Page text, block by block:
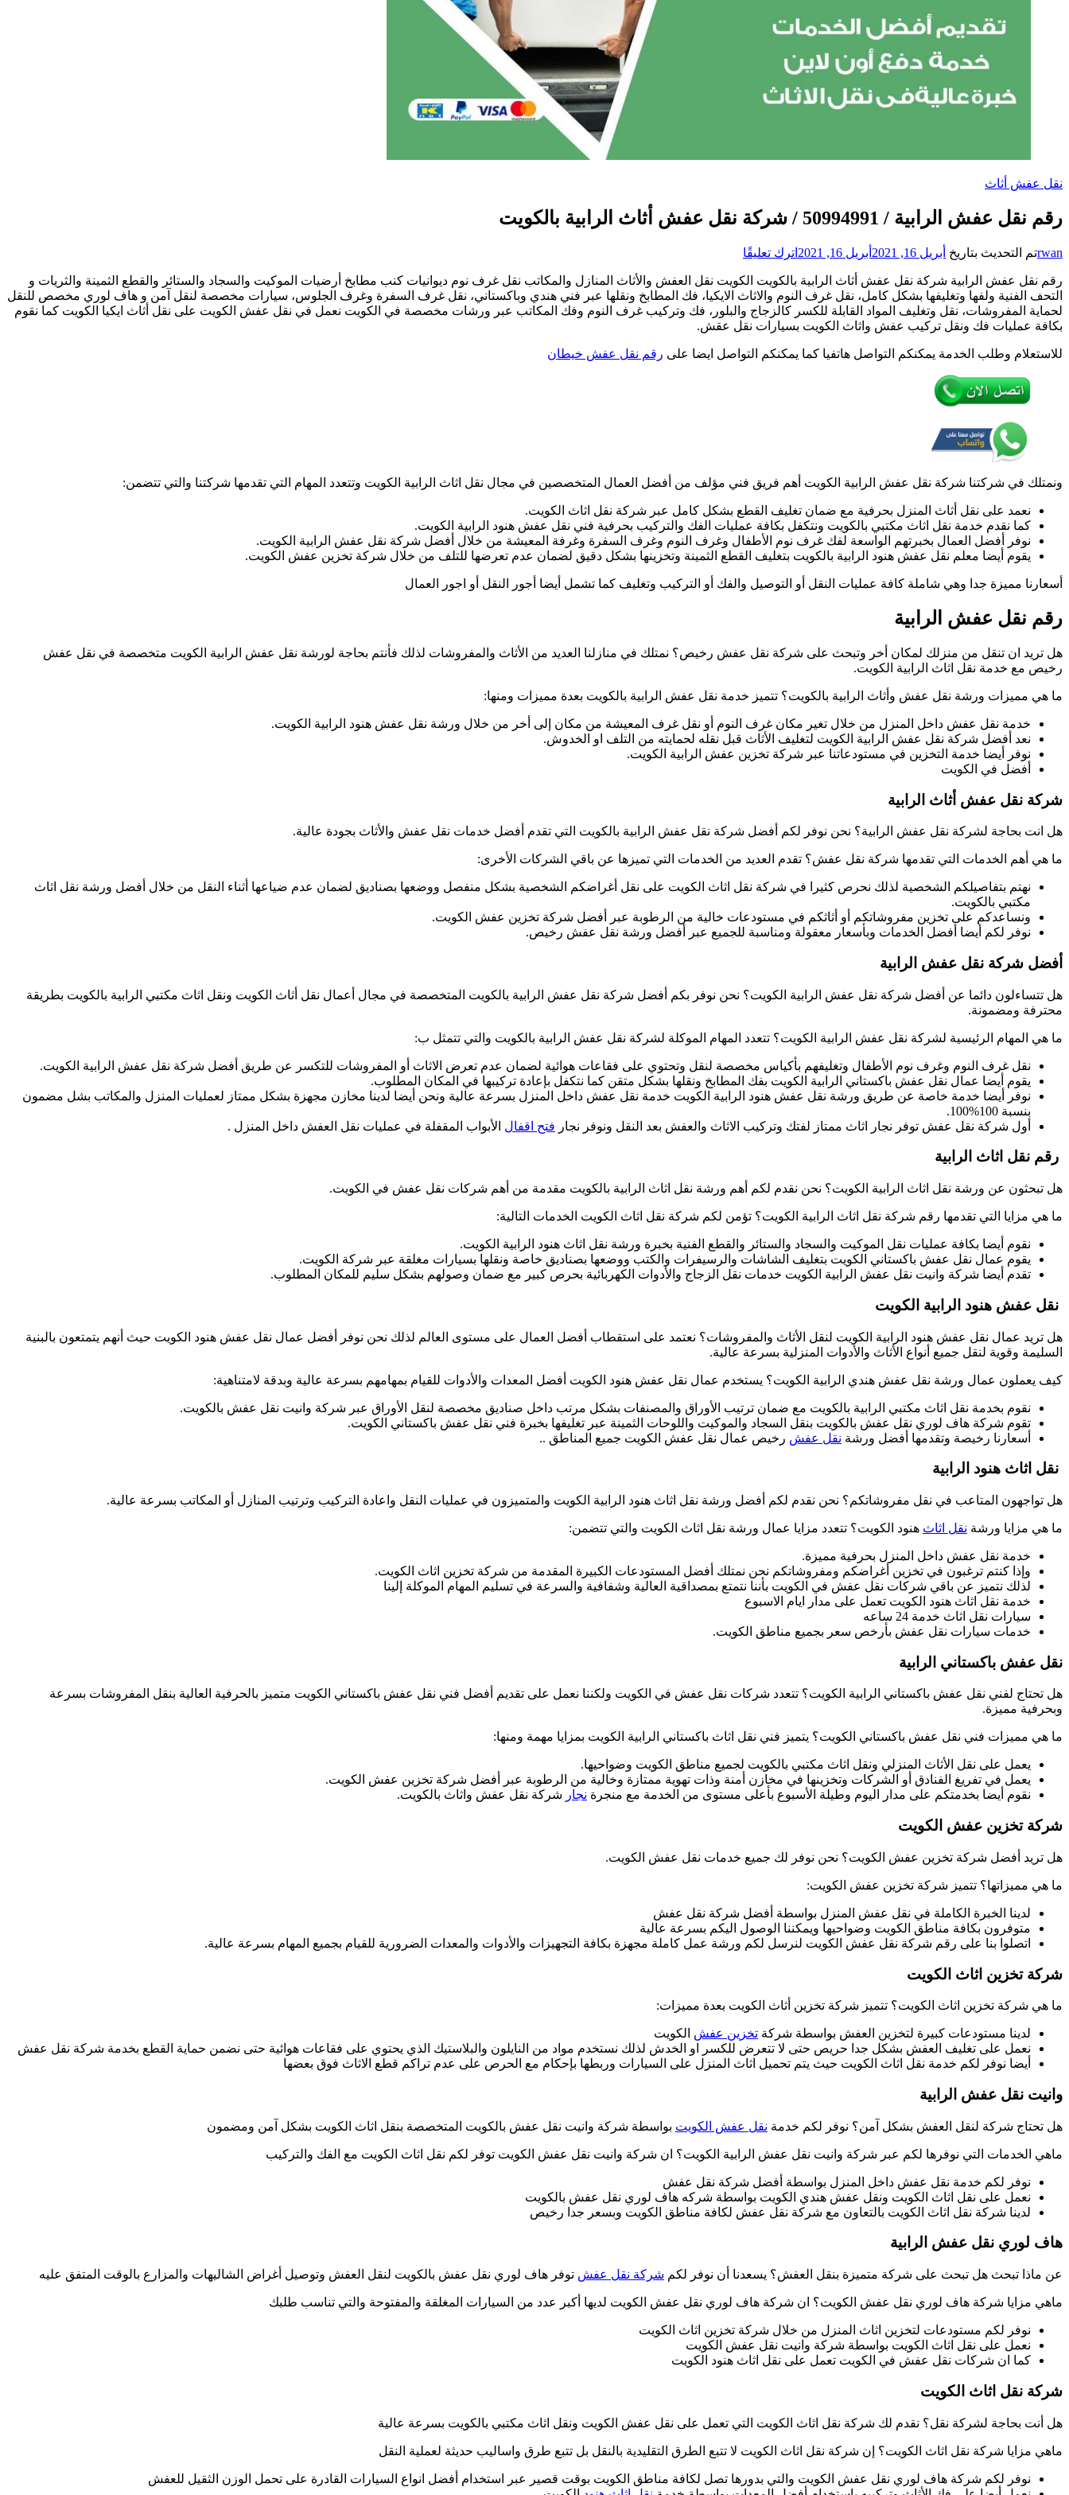
نقل عفش أثاث
رقم نقل عفش الرابية / 50994991 / شركة نقل عفش أثاث الرابية بالكويت
rwanتم التحديث بتاريخ أبريل 16, 2021 أبريل 16, 2021 اترك تعليقًا
نقل
عفش
الرابية
/
/
رقم نقل عفش الرابية شركة نقل عفش أثاث الرابية بالكويت الكويت نقل العفش والأثاث المنازل والمكاتب نقل غرف نوم ديوانيات كنب مطابخ أرضيات الموكيت والسجاد والستائر والقطع الثمينة والثريات و
التحف الفنية ولفها وتغليفها بشكل كامل، نقل غرف النوم والاثاث الايكيا، فك المطابخ ونقلها عبر فني هندي وباكستاني، نقل غرف السفرة وغرف الجلوس، سيارات مخصصة لنقل آمن و هاف لوري مخصص للنقل
لحماية المفروشات، نقل وتغليف المواد القابلة للكسر كالزجاج والبلور، فك وتركيب غرف النوم وفك المكاتب عبر ورشات مخصصة في الكويت نعمل في نقل عفش الكويت على نقل أثاث ايكيا الكويت كما نقوم
بكافة عمليات فك ونقل تركيب عفش واثاث الكويت بسيارات نقل عقش.
للاستعلام وطلب الخدمة يمكنكم التواصل هاتفيا كما يمكنكم التواصل ايضا على رقم نقل عفش خيطان
ونمتلك في شركتنا شركة نقل عفش الرابية الكويت أهم فريق فني مؤلف من أفضل العمال المتخصصين في مجال نقل اثاث الرابية الكويت وتتعدد المهام التي تقدمها شركتنا والتي تتضمن:
نعمد على نقل أثاث المنزل بحرفية مع ضمان تغليف القطع بشكل كامل عبر شركة نقل اثاث الكويت.
كما نقدم خدمة نقل اثاث مكتبي بالكويت ونتكفل بكافة عمليات الفك والتركيب بحرفية فني نقل عفش هنود الرابية الكويت.
نوفر أفضل العمال بخبرتهم الواسعة لفك غرف نوم الأطفال وغرف النوم وغرف السفرة وغرفة المعيشة من خلال أفضل شركة نقل عفش الرابية الكويت.
يقوم أيضا معلم نقل عفش هنود الرابية بالكويت بتغليف القطع الثمينة وتخزينها بشكل دقيق لضمان عدم تعرضها للتلف من خلال شركة تخزين عفش الكويت.
أسعارنا مميزة جدا وهي شاملة كافة عمليات النقل أو التوصيل والفك أو التركيب وتغليف كما تشمل أيضا أجور النقل أو اجور العمال
رقم نقل عفش الرابية
هل تريد ان تنقل من منزلك لمكان أخر وتبحث على شركة نقل عفش رخيص؟ نمتلك في منازلنا العديد من الأثاث والمفروشات لذلك فأنتم بحاجة لورشة نقل عفش الرابية الكويت متخصصة في نقل عفش
رخيص مع خدمة نقل اثاث الرابية الكويت.
ما هي مميزات ورشة نقل عفش وأثاث الرابية بالكويت؟ تتميز خدمة نقل عفش الرابية بالكويت بعدة مميزات ومنها:
خدمة نقل عفش داخل المنزل من خلال تغير مكان غرف النوم أو نقل غرف المعيشة من مكان إلى أخر من خلال ورشة نقل عفش هنود الرابية الكويت.
نعد أفضل شركة نقل عفش الرابية الكويت لتغليف الأثاث قبل نقله لحمايته من التلف او الخدوش.
نوفر أيضا خدمة التخزين في مستودعاتنا عبر شركة تخزين عفش الرابية الكويت.
أفضل في الكويت
شركة نقل عفش أثاث الرابية
هل انت بحاجة لشركة نقل عفش الرابية؟ نحن نوفر لكم أفضل شركة نقل عفش الرابية بالكويت التي تقدم أفضل خدمات نقل عفش والأثاث بجودة عالية.
ما هي أهم الخدمات التي تقدمها شركة نقل عفش؟ تقدم العديد من الخدمات التي تميزها عن باقي الشركات الأخرى:
نهتم بتفاصيلكم الشخصية لذلك نحرص كثيرا في شركة نقل اثاث الكويت على نقل أغراضكم الشخصية بشكل منفصل ووضعها بصناديق لضمان عدم ضياعها أثناء النقل من خلال أفضل ورشة نقل اثاث
مكتبي بالكويت.
ونساعدكم على تخزين مفروشاتكم أو أثاثكم في مستودعات خالية من الرطوبة عبر أفضل شركة تخزين عفش الكويت.
نوفر لكم أيضا أفضل الخدمات وبأسعار معقولة ومناسبة للجميع عبر أفضل ورشة نقل عفش رخيص.
أفضل شركة نقل عفش الرابية
هل تتساءلون دائما عن أفضل شركة نقل عفش الرابية الكويت؟ نحن نوفر بكم أفضل شركة نقل عفش الرابية بالكويت المتخصصة في مجال أعمال نقل أثاث الكويت ونقل اثاث مكتبي الرابية بالكويت بطريقة
محترفة ومضمونة.
ما هي المهام الرئيسية لشركة نقل عفش الرابية الكويت؟ تتعدد المهام الموكلة لشركة نقل عفش الرابية بالكويت والتي تتمثل ب:
نقل غرف النوم وغرف نوم الأطفال وتغليفهم بأكياس مخصصة لنقل وتحتوي على فقاعات هوائية لضمان عدم تعرض الاثاث أو المفروشات للتكسر عن طريق أفضل شركة نقل عفش الرابية الكويت.
يقوم أيضا عمال نقل عفش باكستاني الرابية الكويت بفك المطابخ ونقلها بشكل متقن كما نتكفل بإعادة تركيبها في المكان المطلوب.
نوفر أيضا خدمة خاصة عن طريق ورشة نقل عفش هنود الرابية الكويت خدمة نقل عفش داخل المنزل بسرعة عالية ونحن أيضا لدينا مخازن مجهزة بشكل ممتاز لعمليات المنزل والمكاتب بشل مضمون
بنسبة 100%100.
أول شركة نقل عفش توفر نجار اثاث ممتاز لفتك وتركيب الاثاث والعفش بعد النقل ونوفر نجار فتح اقفال الأبواب المقفلة في عمليات نقل العفش داخل المنزل .
رقم نقل اثاث الرابية
هل تبحثون عن ورشة نقل اثاث الرابية الكويت؟ نحن نقدم لكم أهم ورشة نقل اثاث الرابية بالكويت مقدمة من أهم شركات نقل عفش في الكويت.
ما هي مزايا التي تقدمها رقم شركة نقل اثاث الرابية الكويت؟ تؤمن لكم شركة نقل اثاث الكويت الخدمات التالية:
نقوم أيضا بكافة عمليات نقل الموكيت والسجاد والستائر والقطع الفنية بخبرة ورشة نقل اثاث هنود الرابية الكويت.
يقوم عمال نقل عفش باكستاني الكويت بتغليف الشاشات والرسيفرات والكتب ووضعها بصناديق خاصة ونقلها بسيارات مغلقة عبر شركة الكويت.
تقدم أيضا شركة وانيت نقل عفش الرابية الكويت خدمات نقل الزجاج والأدوات الكهربائية بحرص كبير مع ضمان وصولهم بشكل سليم للمكان المطلوب.
نقل عفش هنود الرابية الكويت
هل تريد عمال نقل عفش هنود الرابية الكويت لنقل الأثاث والمفروشات؟ نعتمد على استقطاب أفضل العمال على مستوى العالم لذلك نحن نوفر أفضل عمال نقل عفش هنود الكويت حيث أنهم يتمتعون بالبنية
السليمة وقوية لنقل جميع أنواع الأثاث والأدوات المنزلية بسرعة عالية.
كيف يعملون عمال ورشة نقل عفش هندي الرابية الكويت؟ يستخدم عمال نقل عفش هنود الكويت أفضل المعدات والأدوات للقيام بمهامهم بسرعة عالية وبدقة لامتناهية:
نقوم بخدمة نقل اثاث مكتبي الرابية بالكويت مع ضمان ترتيب الأوراق والمصنفات بشكل مرتب داخل صناديق مخصصة لنقل الأوراق عبر شركة وانيت نقل عفش بالكويت.
تقوم شركة هاف لوري نقل عفش بالكويت بنقل السجاد والموكيت واللوحات الثمينة عبر تغليفها بخبرة فني نقل عفش باكستاني الكويت.
أسعارنا رخيصة وتقدمها أفضل ورشة نقل عفش رخيص عمال نقل عفش الكويت جميع المناطق ..
نقل اثاث هنود الرابية
هل تواجهون المتاعب في نقل مفروشاتكم؟ نحن نقدم لكم أفضل ورشة نقل اثاث هنود الرابية الكويت والمتميزون في عمليات النقل واعادة التركيب وترتيب المنازل أو المكاتب بسرعة عالية.
ما هي مزايا ورشة نقل اثاث هنود الكويت؟ تتعدد مزايا عمال ورشة نقل اثاث الكويت والتي تتضمن:
خدمة نقل عفش داخل المنزل بحرفية مميزة.
وإذا كنتم ترغبون في تخزين أغراضكم ومفروشاتكم نحن نمتلك أفضل المستودعات الكبيرة المقدمة من شركة تخزين اثاث الكويت.
لذلك نتميز عن باقي شركات نقل عفش في الكويت بأننا نتمتع بمصداقية العالية وشفافية والسرعة في تسليم المهام الموكلة إلينا
خدمة نقل اثاث هنود الكويت تعمل على مدار ايام الاسبوع
سيارات نقل اثاث خدمة 24 ساعه
خدمات سيارات نقل عفش بأرخص سعر بجميع مناطق الكويت.
نقل عفش باكستاني الرابية
هل تحتاج لفني نقل عفش باكستاني الرابية الكويت؟ تتعدد شركات نقل عفش في الكويت ولكننا نعمل على تقديم أفضل فني نقل عفش باكستاني الكويت متميز بالحرفية العالية بنقل المفروشات بسرعة
وبحرفية مميزة.
ما هي مميزات فني نقل عفش باكستاني الكويت؟ يتميز فني نقل اثاث باكستاني الرابية الكويت بمزايا مهمة ومنها:
يعمل على نقل الأثاث المنزلي ونقل اثاث مكتبي بالكويت لجميع مناطق الكويت وضواحيها.
يعمل في تفريغ الفنادق أو الشركات وتخزينها في مخازن أمنة وذات تهوية ممتازة وخالية من الرطوبة عبر أفضل شركة تخزين عفش الكويت.
نقوم أيضا بخدمتكم على مدار اليوم وطيلة الأسبوع بأعلى مستوى من الخدمة مع منجرة نجار شركة نقل عفش واثاث بالكويت.
شركة تخزين عفش الكويت
هل تريد أفضل شركة تخزين عفش الكويت؟ نحن نوفر لك جميع خدمات نقل عفش الكويت.
ما هي مميزاتها؟ تتميز شركة تخزين عفش الكويت:
لدينا الخبرة الكاملة في نقل عفش المنزل بواسطة أفضل شركة نقل عفش
متوفرون بكافة مناطق الكويت وضواحيها ويمكننا الوصول اليكم بسرعة عالية
اتصلوا بنا على رقم شركة نقل عفش الكويت لنرسل لكم ورشة عمل كاملة مجهزة بكافة التجهيزات والأدوات والمعدات الضرورية للقيام بجميع المهام بسرعة عالية.
شركة تخزين اثاث الكويت
ما هي شركة تخزين اثاث الكويت؟ تتميز شركة تخزين أثاث الكويت بعدة مميزات:
لدينا مستودعات كبيرة لتخزين العفش بواسطة شركة تخزين عفش الكويت
نعمل على تغليف العفش بشكل جدا حريص حتى لا تتعرض للكسر او الخدش لذلك نستخدم مواد من النايلون والبلاستيك الذي يحتوي على فقاعات هوائية حتى نضمن حماية القطع بخدمة شركة نقل عفش
أيضا نوفر لكم خدمة نقل اثاث الكويت حيث يتم تحميل اثاث المنزل على السيارات وربطها بإحكام مع الحرص على عدم تراكم قطع الاثاث فوق بعضها
وانيت نقل عفش الرابية
هل تحتاج شركة لنقل العفش بشكل آمن؟ نوفر لكم خدمة نقل عفش الكويت بواسطة شركة وانيت نقل عفش بالكويت المتخصصة بنقل اثاث الكويت بشكل آمن ومضمون
ماهي الخدمات التي نوفرها لكم عبر شركة وانيت نقل عفش الرابية الكويت؟ ان شركة وانيت نقل عفش الكويت توفر لكم نقل اثاث الكويت مع الفك والتركيب
نوفر لكم خدمة نقل عفش داخل المنزل بواسطة أفضل شركة نقل عفش
نعمل على نقل اثاث الكويت ونقل عفش هندي الكويت بواسطة شركه هاف لوري نقل عفش بالكويت
لدينا شركة نقل اثاث الكويت بالتعاون مع شركة نقل عفش لكافة مناطق الكويت وبسعر جدا رخيص
هاف لوري نقل عفش الرابية
عن ماذا تبحث هل تبحث على شركة متميزة بنقل العفش؟ يسعدنا أن نوفر لكم شركة نقل عفش توفر هاف لوري نقل عفش بالكويت لنقل العفش وتوصيل أغراض الشاليهات والمزارع بالوقت المتفق عليه
ماهي مزايا شركة هاف لوري نقل عفش الكويت؟ ان شركة هاف لوري نقل عفش الكويت لديها أكبر عدد من السيارات المغلقة والمفتوحة والتي تناسب طلبك
نوفر لكم مستودعات لتخزين اثاث المنزل من خلال شركة تخزين اثاث الكويت
نعمل على نقل اثاث الكويت بواسطة شركة وانيت نقل عفش الكويت
كما ان شركات نقل عفش في الكويت تعمل على نقل اثاث هنود الكويت
شركة نقل اثاث الكويت
هل أنت بحاجة لشركة نقل؟ نقدم لك شركة نقل اثاث الكويت التي تعمل على نقل عفش الكويت ونقل اثاث مكتبي بالكويت بسرعة عالية
ماهي مزايا شركة نقل اثاث الكويت؟ إن شركة نقل اثاث الكويت لا تتبع الطرق التقليدية بالنقل بل تتبع طرق واساليب حديثة لعملية النقل
نوفر لكم شركة هاف لوري نقل عفش الكويت والتي بدورها تصل لكافة مناطق الكويت بوقت قصير عبر استخدام أفضل انواع السيارات القادرة على تحمل الوزن الثقيل للعفش